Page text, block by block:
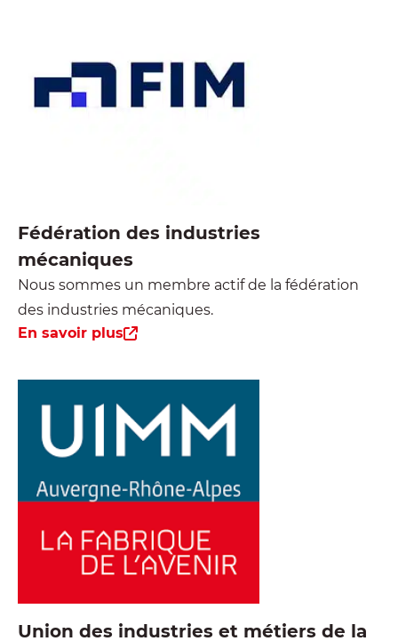
Fédération des industries
mécaniques
Nous sommes un membre actif de la fédération
des industries mécaniques.
En savoir plus
Union des industries et métiers de la